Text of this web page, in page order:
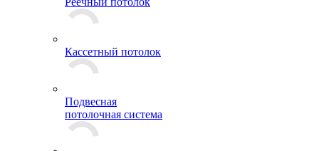
Грильято потолки
Реечный потолок
Кассетный потолок